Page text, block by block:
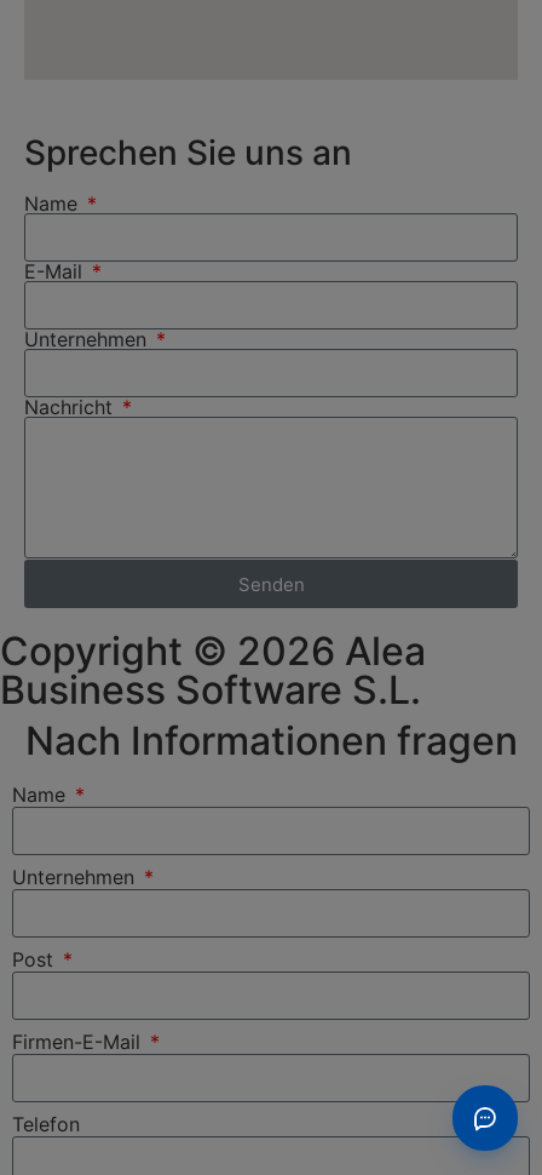
Sprechen Sie uns an
Name
E-Mail
Unternehmen
Nachricht
Senden
Copyright © 2026 Alea
Business Software S.L.
Nach Informationen fragen
Name
Unternehmen
Post
Firmen-E-Mail
Telefon